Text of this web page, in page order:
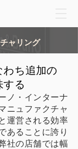
ャリング
ち追加の
する
ノ・インターナ
ニュファクチャ
運営される効率
あることに誇り
社の店舗では幅